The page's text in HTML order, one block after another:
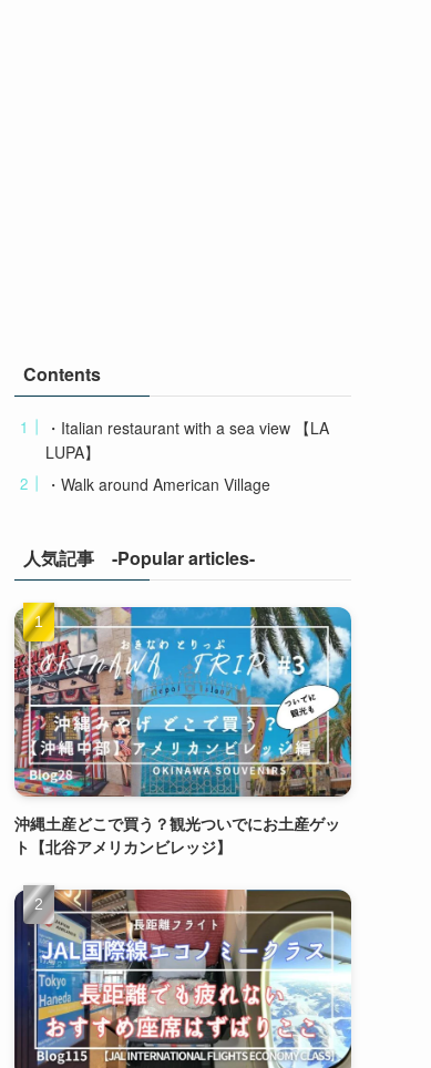
Contents
・Italian restaurant with a sea view 【LA
LUPA】
・Walk around American Village
人気記事 -Popular articles-
沖縄土産どこで買う？観光ついでにお土産ゲッ
ト【北谷アメリカンビレッジ】